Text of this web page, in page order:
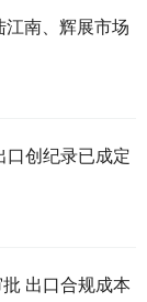
江南、辉展市场
本